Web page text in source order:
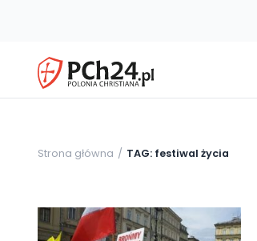
Strona główna TAG: festiwal życia